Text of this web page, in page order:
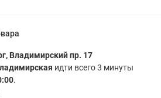
Владимирский пр. 17
идти всего 3 минуты
.